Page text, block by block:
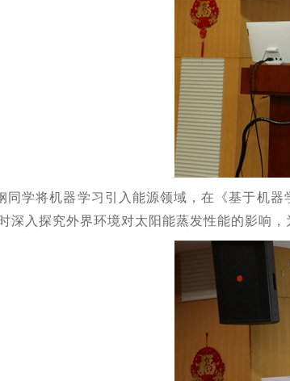
同学将机器学习引入能源领域，在《基于机
深入探究外界环境对太阳能蒸发性能的影响